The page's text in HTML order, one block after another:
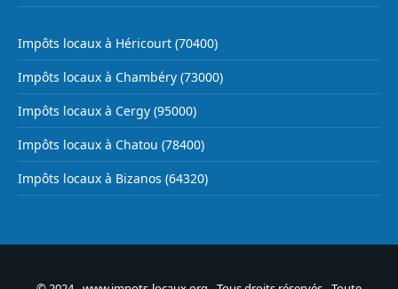
Impôts locaux à Héricourt (70400)
Impôts locaux à Chambéry (73000)
Impôts locaux à Cergy (95000)
Impôts locaux à Chatou (78400)
Impôts locaux à Bizanos (64320)